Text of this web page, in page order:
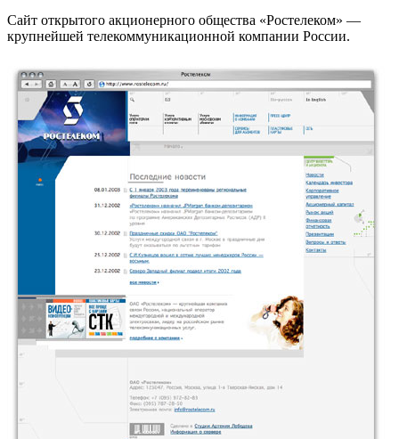
Сайт открытого акционерного общества «Ростелеком» —
крупнейшей телекоммуникационной компании России.